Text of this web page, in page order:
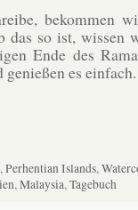
bekommen
das so ist, wissen
Ende des
genießen es einfach.
,Perhentian Islands,
,Malaysia,Tagebuch